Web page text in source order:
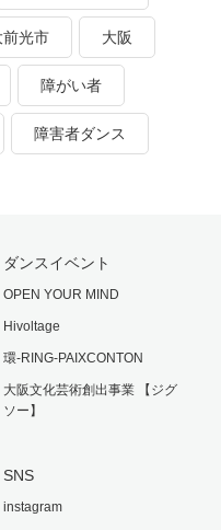
前光市 大阪
障がい者
障害者ダンス
ダンスイベント
OPEN YOUR MIND
Hivoltage
環-RING-PAIXCONTON
大阪文化芸術創出事業 【ジグ
ソー】
SNS
instagram